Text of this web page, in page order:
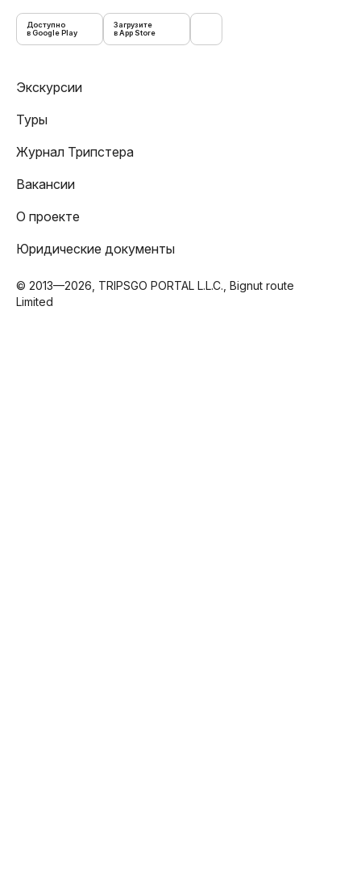
Доступно
в Google Play
Загрузите
в App Store
Экскурсии
Туры
Журнал Трипстера
Вакансии
О проекте
Юридические документы
© 2013—2026, TRIPSGO PORTAL L.L.C., Bignut route
Limited